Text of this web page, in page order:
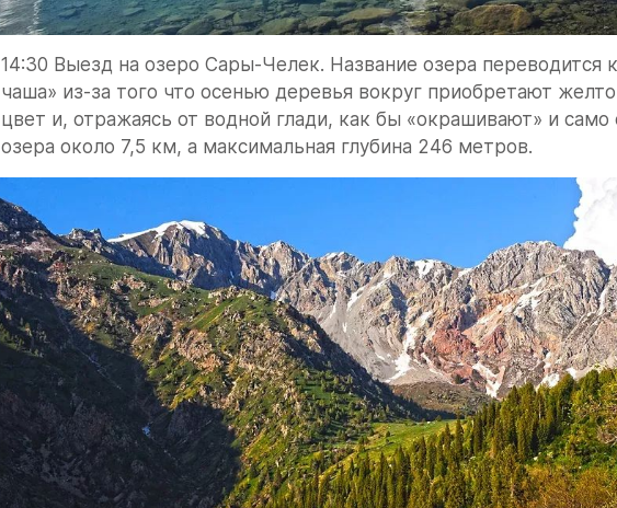
14:30 Выезд на озеро Сары-Челек. Название озера переводится
чаша» из-за того что осенью деревья вокруг приобретают
цвет и, отражаясь от водной глади, как бы «окрашивают» и само
озера около 7,5 км, а максимальная глубина 246 метров.